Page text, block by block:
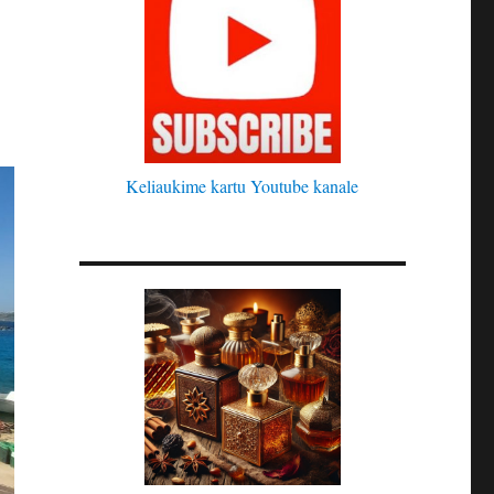
Keliaukime kartu Youtube kanale